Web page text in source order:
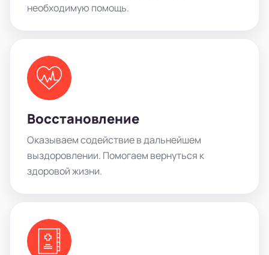
необходимую помощь.
Восстановление
Оказываем содействие в дальнейшем
выздоровлении. Помогаем вернуться к
здоровой жизни.